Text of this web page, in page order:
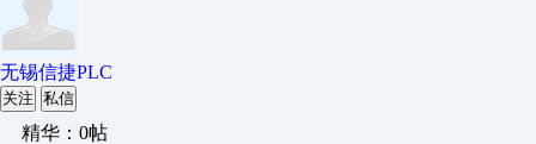
无锡信捷PLC
关注 私信
精华：0帖